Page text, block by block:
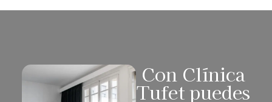
Con Clínica
Tufet puedes